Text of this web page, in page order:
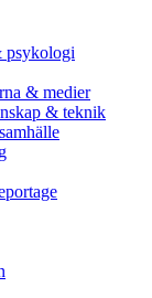
psykologi
& medier
& teknik